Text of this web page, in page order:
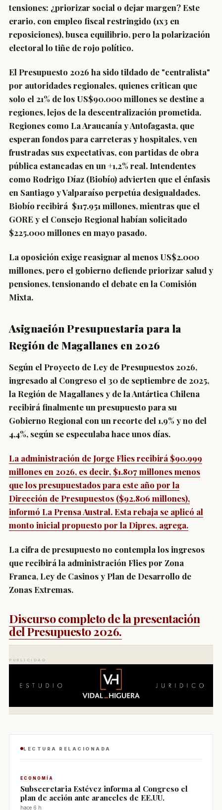
tensiones: ¿priorizar social o dejar margen? Este
erario, con empleo fiscal restringido (1x3 en
reposiciones), busca equilibrio, pero la polarización
electoral lo tiñe de rojo político.
El Presupuesto 2026 ha sido tildado de "centralista"
por autoridades regionales, quienes critican que
solo el 21% de los US$90.000 millones se destine a
regiones, lejos de la descentralización prometida.
Regiones como La Araucanía y Antofagasta, que
esperan fondos para carreteras y hospitales, ven
frustradas sus expectativas, con partidas de obra
pública estancadas en un +1,2% real. Intendentes
como Rodrigo Díaz (Biobío) advierten que el énfasis
en Santiago y Valparaíso perpetúa desigualdades.
Biobío recibirá $117.951 millones, mientras que el
GORE y el Consejo Regional habían solicitado
$225.000 millones en mayo pasado.
La oposición exige reasignar al menos US$2.000
millones, pero el gobierno defiende priorizar salud y
pensiones, tensionando el debate en la Comisión
Mixta.
Asignación Presupuestaria para la
Región de Magallanes en 2026
Según el Proyecto de Ley de Presupuestos 2026,
ingresado al Congreso el 30 de septiembre de 2025,
la Región de Magallanes y de la Antártica Chilena
recibirá finalmente un presupuesto para su
Gobierno Regional con un recorte del 1,9% y no del
4,4%, según se especulaba hace unos días.
La administración de Jorge Flies recibirá $90.999
millones en 2026, es decir, $1.807 millones menos
que los presupuestados para este año por la
Dirección de Presupuestos ($92.806 millones),
informó La Prensa Austral. Esta rebaja se aplicó al
monto inicial propuesto por la Dipres, agrega.
La cifra de presupuesto no contempla los ingresos
que recibirá la administración Flies por Zona
Franca, Ley de Casinos y Plan de Desarrollo de
Zonas Extremas.
Discurso completo de la presentación
del Presupuesto 2026.
PUBLICIDAD
LECTURA RELACIONADA
ECONOMÍA
Subsecretaria Estévez informa al Congreso el
plan de acción ante aranceles de EE.UU.
hace 6 h